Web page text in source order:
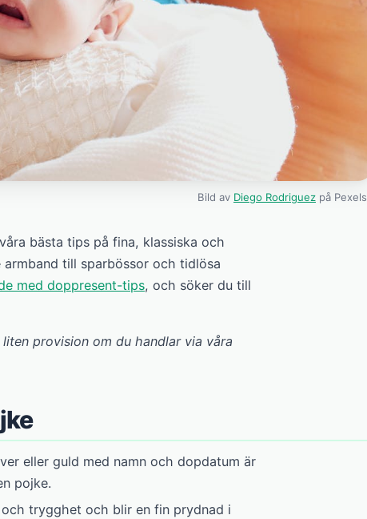
Bild av Diego Rodriguez på Pexels
bästa tips på fina, klassiska och
till sparbössor och tidlösa
med doppresent-tips, och söker du till
provision om du handlar via våra
eller guld med namn och dopdatum är
pojke.
trygghet och blir en fin prydnad i